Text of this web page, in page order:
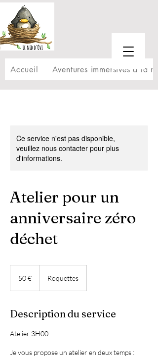
Accueil Aventures immersives à la
Ce service n'est pas disponible,
veuillez nous contacter pour plus
d'informations.
Atelier pour un
anniversaire zéro
déchet
50 € Roquettes
Description du service
Atelier 3H00
Je vous propose un atelier en deux temps :